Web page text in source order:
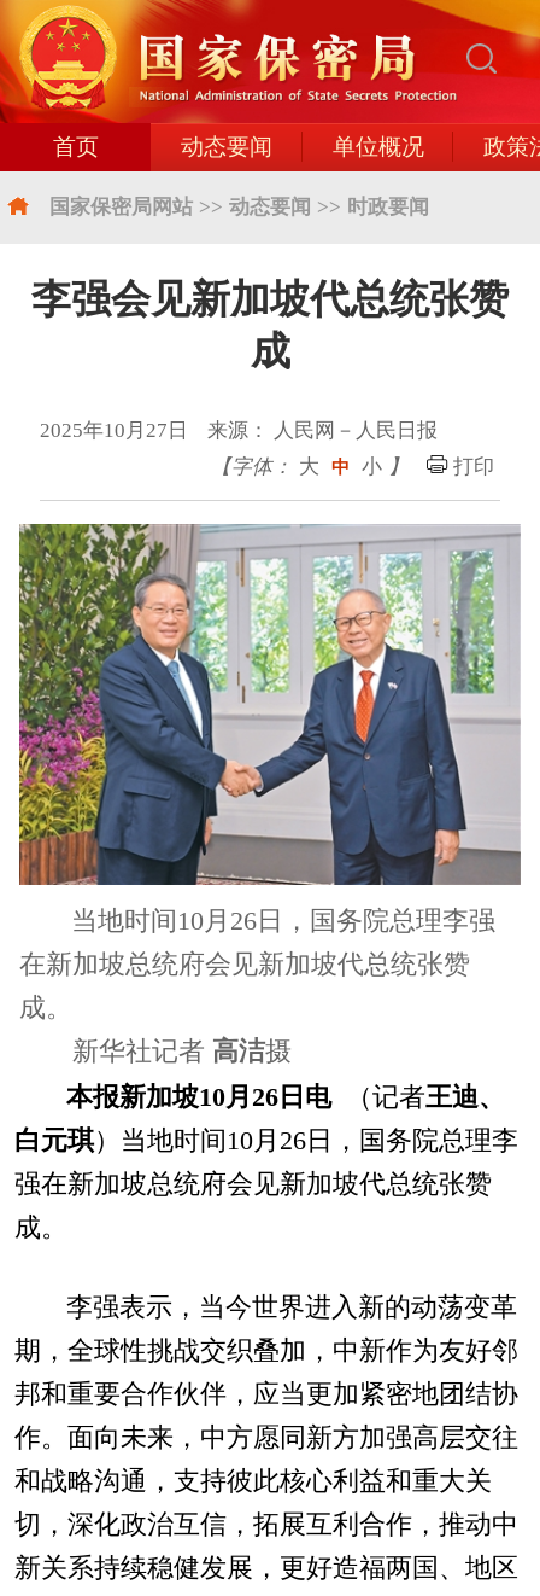
首页 动态要闻 单位概况 政策
国家保密局网站 >> 动态要闻 >> 时政要闻
李强会见新加坡代总统张赞
成
2025年10月27日 来源： 人民网－人民日报
【字体： 大 中 小 】 打印
当地时间10月26日，国务院总理李强
在新加坡总统府会见新加坡代总统张赞
成。
新华社记者 高洁摄
本报新加坡10月26日电
（记者王迪、
白元琪）当地时间10月26日，国务院总理李
强在新加坡总统府会见新加坡代总统张赞
成。
李强表示，当今世界进入新的动荡变革
期，全球性挑战交织叠加，中新作为友好邻
邦和重要合作伙伴，应当更加紧密地团结协
作。面向未来，中方愿同新方加强高层交往
和战略沟通，支持彼此核心利益和重大关
切，深化政治互信，拓展互利合作，推动中
新关系持续稳健发展，更好造福两国、地区